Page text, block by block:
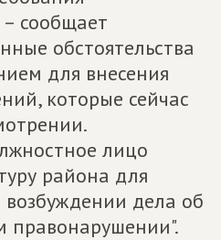
– сообщает
обстоятельства
для внесения
которые сейчас
лицо
района для
дела об
правонарушении".